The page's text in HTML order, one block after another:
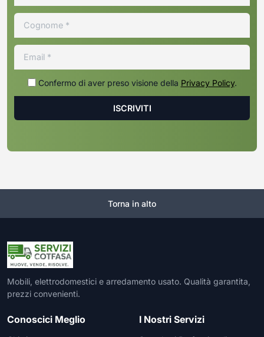
Confermo di aver preso visione della Privacy Policy.
Torna in alto
Mobili, elettrodomestici e arredamento usato. Qualità garantita,
prezzi convenienti.
Conoscici Meglio I Nostri Servizi